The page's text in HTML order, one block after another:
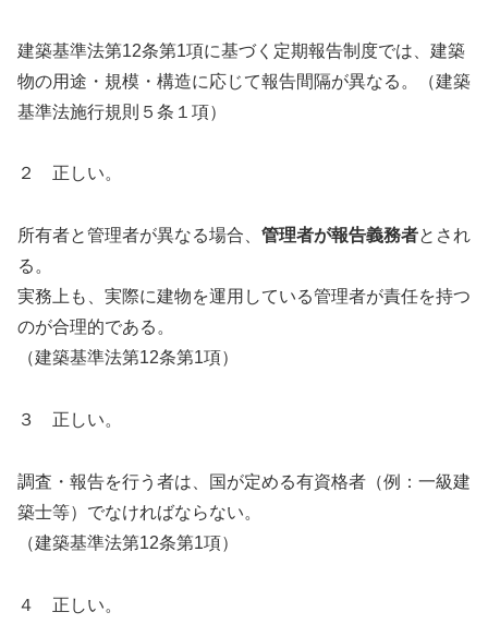
建築基準法第12条第1項に基づく定期報告制度では、建築
物の用途・規模・構造に応じて報告間隔が異なる。（建築
基準法施行規則５条１項）
２ 正しい。
所有者と管理者が異なる場合、 管理者が報告義務者とされ
る。
実務上も、実際に建物を運用している管理者が責任を持つ
のが合理的である。
（建築基準法第12条第1項）
３ 正しい。
調査・報告を行う者は、国が定める有資格者（例：一級建
築士等）でなければならない。
（建築基準法第12条第1項）
４ 正しい。